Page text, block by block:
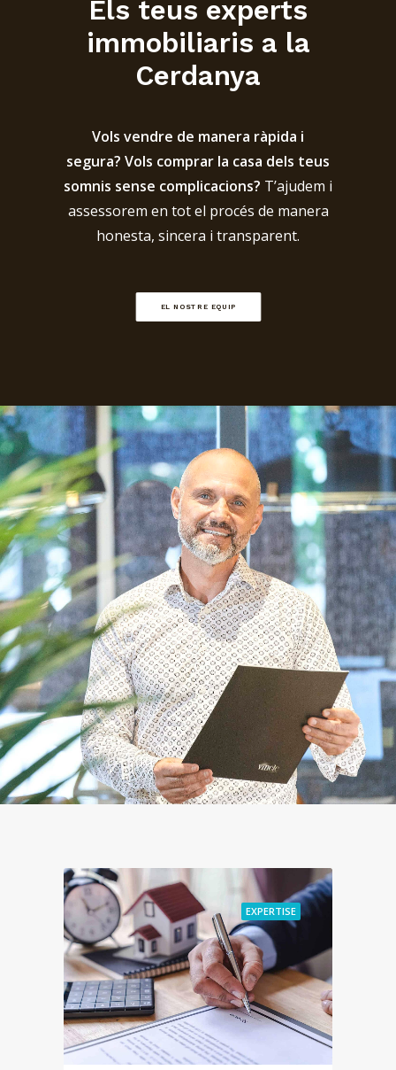
Els teus experts
immobiliaris a la
Cerdanya
Vols vendre de manera ràpida i
segura? Vols comprar la casa dels teus
somnis sense complicacions? T’ajudem i
assessorem en tot el procés de manera
honesta, sincera i transparent.
EL NOSTRE EQUIP
EXPERTISE